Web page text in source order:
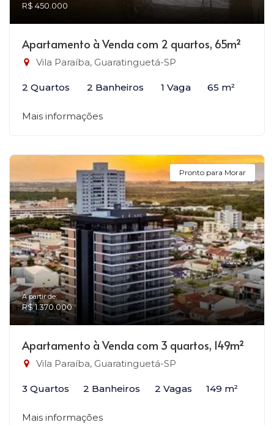
R$ 450.000
Apartamento à Venda com 2 quartos, 65m²
Vila Paraíba, Guaratinguetá-SP
2 Quartos 2 Banheiros 1 Vaga 65 m²
Mais informações
Pronto para Morar
A partir de:
R$ 1.370.000
Apartamento à Venda com 3 quartos, 149m²
Vila Paraíba, Guaratinguetá-SP
3 Quartos 2 Banheiros 2 Vagas 149 m²
Mais informações